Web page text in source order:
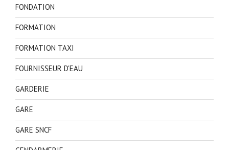
FONDATION
FORMATION
FORMATION TAXI
FOURNISSEUR D'EAU
GARDERIE
GARE
GARE SNCF